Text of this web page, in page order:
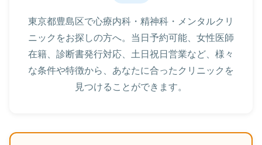
東京都豊島区で心療内科・精神科・メンタルクリ
ニックをお探しの方へ。当日予約可能、女性医師
在籍、診断書発行対応、土日祝日営業など、様々
な条件や特徴から、あなたに合ったクリニックを
見つけることができます。